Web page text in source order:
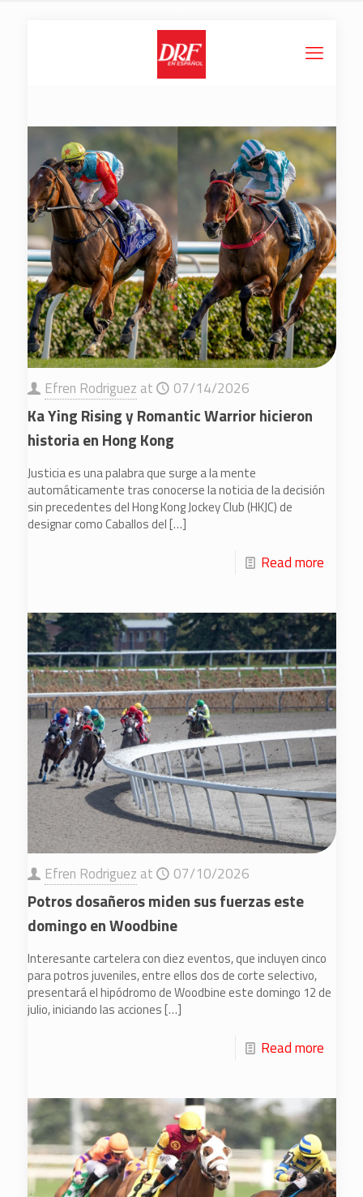
Efren Rodriguez at 07/14/2026
Ka Ying Rising y Romantic Warrior hicieron
historia en Hong Kong
Justicia es una palabra que surge a la mente
automáticamente tras conocerse la noticia de la decisión
sin precedentes del Hong Kong Jockey Club (HKJC) de
designar como Caballos del[…]
Read more
Efren Rodriguez at 07/10/2026
Potros dosañeros miden sus fuerzas este
domingo en Woodbine
Interesante cartelera con diez eventos, que incluyen cinco
para potros juveniles, entre ellos dos de corte selectivo,
presentará el hipódromo de Woodbine este domingo 12 de
julio, iniciando las acciones[…]
Read more